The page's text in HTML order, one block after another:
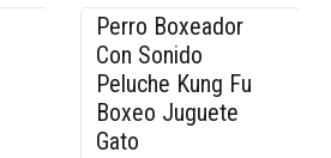
-40% OFF
Perro Boxeador
Con Sonido
Peluche Kung Fu
Boxeo Juguete
Gato